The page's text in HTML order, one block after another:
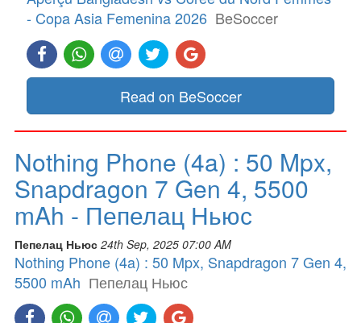
- Copa Asia Femenina 2026 BeSoccer
Read on BeSoccer
Nothing Phone (4a) : 50 Mpx,
Snapdragon 7 Gen 4, 5500
mAh - Пепелац Ньюс
Пепелац Ньюс 24th Sep, 2025 07:00 AM
Nothing Phone (4a) : 50 Mpx, Snapdragon 7 Gen 4,
5500 mAh Пепелац Ньюс